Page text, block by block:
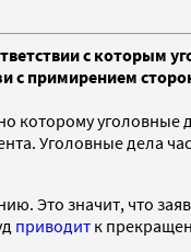
с которым
с примирением
которому
Уголовные дела
Это значит, что
приводит к